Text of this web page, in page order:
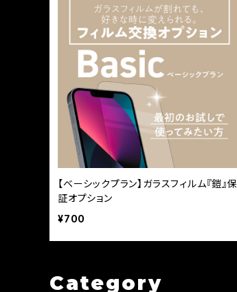
【ベーシックプラン】ガラスフィルム『鎧』保
証オプション
¥700
Category